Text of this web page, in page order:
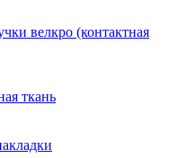
велкро (контактная
ткань